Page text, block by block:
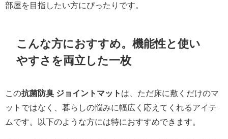
部屋を目指したい方にぴったりです。
こんな方におすすめ。機能性と使い
やすさを両立した一枚
この抗菌防臭 ジョイントマット は、ただ床に敷くだけのマ
ットではなく、暮らしの悩みに幅広く応えてくれるアイテ
ムです。以下のような方には特におすすめできます。